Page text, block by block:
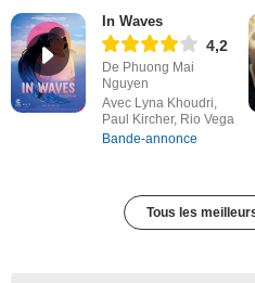
In Waves
4,2
De Phuong Mai
Nguyen
Avec Lyna Khoudri,
Paul Kircher, Rio Vega
Bande-annonce
Tous les